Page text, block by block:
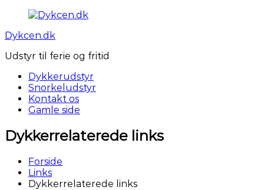
Videre
indhold
Dykcen.dk
Udstyr til ferie og fritid
Dykkerudstyr
Snorkeludstyr
Kontakt os
Gamle side
Dykkerrelaterede links
Forside
Links
Dykkerrelaterede links